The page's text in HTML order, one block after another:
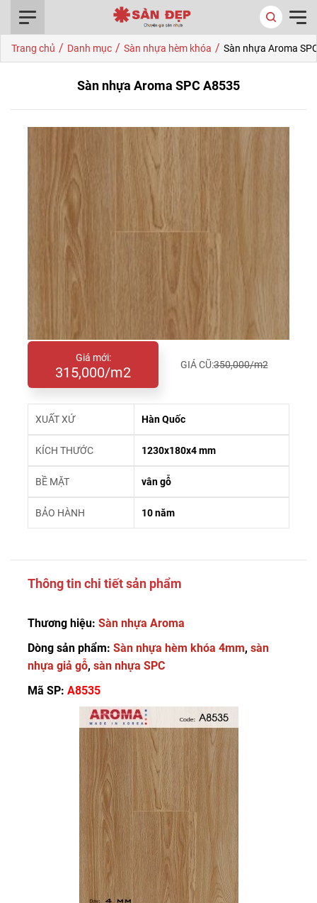
Trang chủ / Danh mục / Sàn nhựa hèm khóa / Sàn nhựa Aroma
Sàn nhựa Aroma SPC A8535
Giá mới:
315,000/m2 GIÁ CŨ:350,000/m2
XUẤT XỨ Hàn Quốc
KÍCH THƯỚC 1230x180x4 mm
BỀ MẶT vân gỗ
BẢO HÀNH 10 năm
Thông tin chi tiết sản phẩm
Thương hiệu: Sàn nhựa Aroma
Dòng sản phẩm: Sàn nhựa hèm khóa 4mm, sàn
nhựa giả gỗ, sàn nhựa SPC
Mã SP: A8535